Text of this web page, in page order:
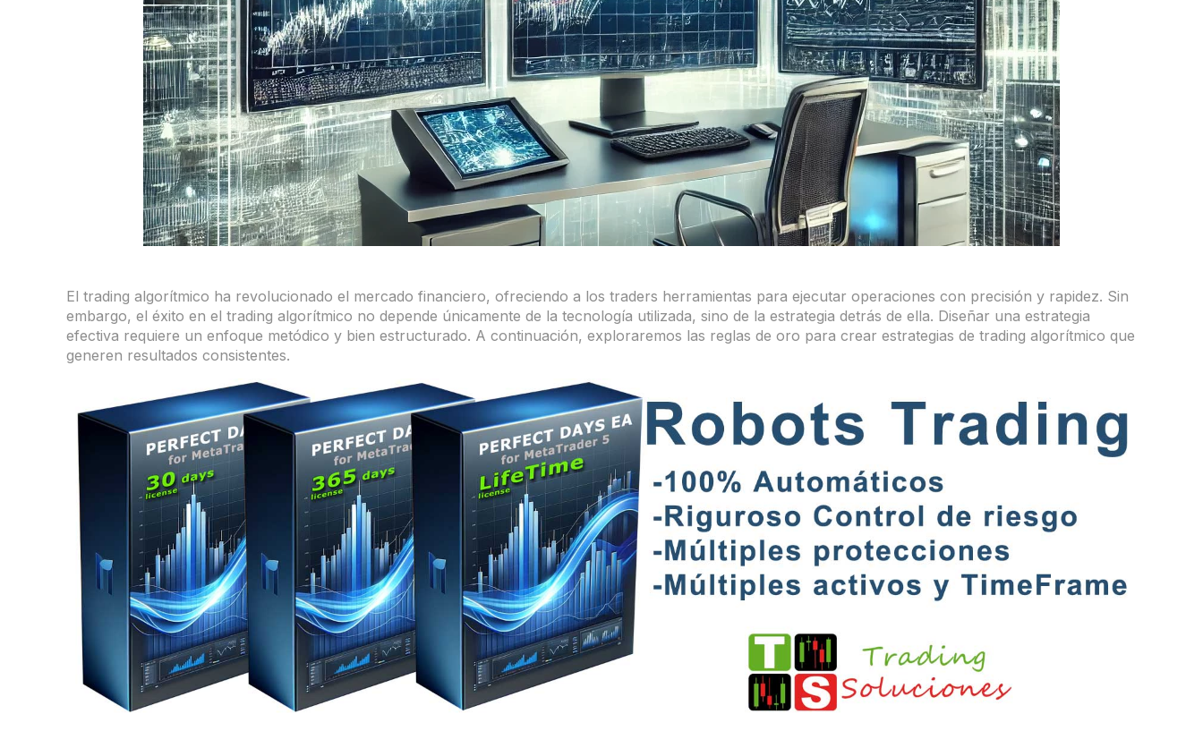
El trading algorítmico ha revolucionado el mercado financiero, ofreciendo a los traders herramientas para ejecutar operaciones con precisión y rapidez. Sin
embargo, el éxito en el trading algorítmico no depende únicamente de la tecnología utilizada, sino de la estrategia detrás de ella. Diseñar una estrategia
efectiva requiere un enfoque metódico y bien estructurado. A continuación, exploraremos las reglas de oro para crear estrategias de trading algorítmico que
generen resultados consistentes.